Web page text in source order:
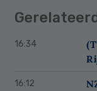
16:34
16:12